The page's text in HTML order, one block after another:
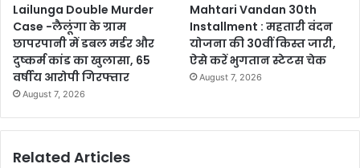
Lailunga Double Murder
Case -लैलूंगा के ग्राम
छापरपानी में डबल मर्डर और
दुष्कर्म कांड का खुलासा, 65
वर्षीय आरोपी गिरफ्तार
August 7, 2026
Mahtari Vandan 30th
Installment : महतारी वंदन
योजना की 30वीं किस्त जारी,
ऐसे करें भुगतान स्टेटस चेक
August 7, 2026
Related Articles